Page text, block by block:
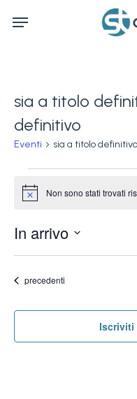
Menu
sia a titolo
definitivo
Eventi sia a titolo
Eventi
Notice Non sono stati trovati
In arrivo
Seleziona
data.
Eventi
precedenti
Iscriviti